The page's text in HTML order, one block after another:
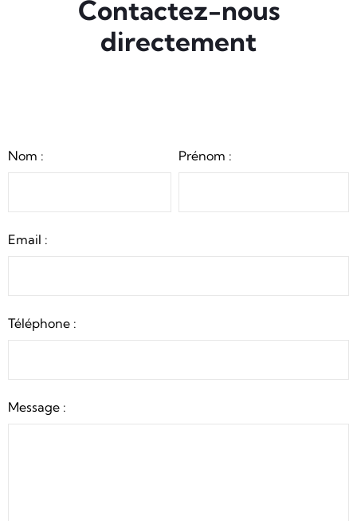
Contactez-nous
directement
Nom : Prénom :
Email :
Téléphone :
Message :